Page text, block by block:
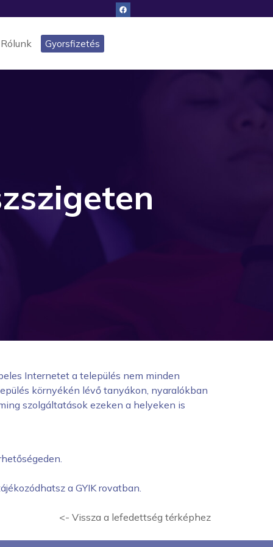
Rólunk Gyorsfizetés
Internetet a település nem minden
környékén lévő tanyákon, nyaralókban
szolgáltatások ezeken a helyeken is
a GYIK rovatban.
<- Vissza a lefedettség térképhez